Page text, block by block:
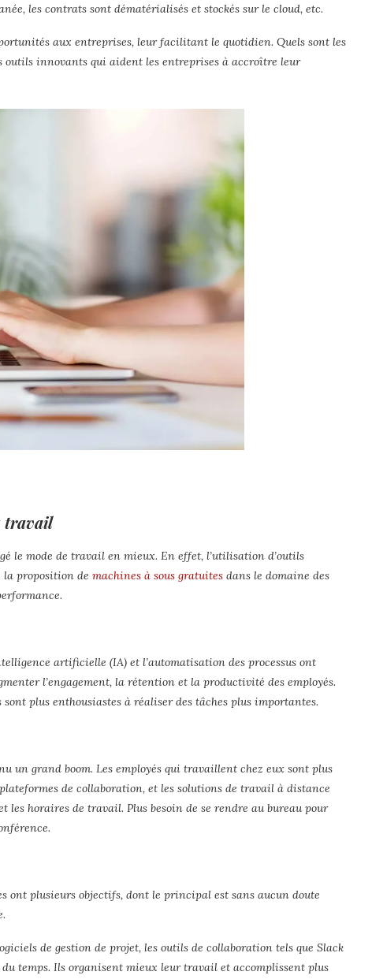
les contrats sont dématérialisés et stockés sur le cloud, etc.
aux entreprises, leur facilitant le quotidien. Quels sont les
outils innovants qui aident les entreprises à accroître leur
travail
le mode de travail en mieux. En effet, l’utilisation d’outils
la proposition de machines à sous gratuites dans le domaine des
artificielle (IA) et l’automatisation des processus ont
l’engagement, la rétention et la productivité des employés.
plus enthousiastes à réaliser des tâches plus importantes.
un grand boom. Les employés qui travaillent chez eux sont plus
de collaboration, et les solutions de travail à distance
horaires de travail. Plus besoin de se rendre au bureau pour
ont plusieurs objectifs, dont le principal est sans aucun doute
de gestion de projet, les outils de collaboration tels que Slack
du temps. Ils organisent mieux leur travail et accomplissent plus